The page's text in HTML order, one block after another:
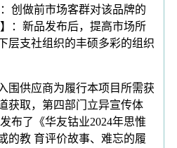
创做前市场客群对该品牌的
：新品发布后，提高市场所
层支社组织的丰硕多彩的组织
供应商为履行本项目所需获
获取，第四部门立异宣传体
布了《华友钴业2024年思惟
的教 育评价故事、难忘的履